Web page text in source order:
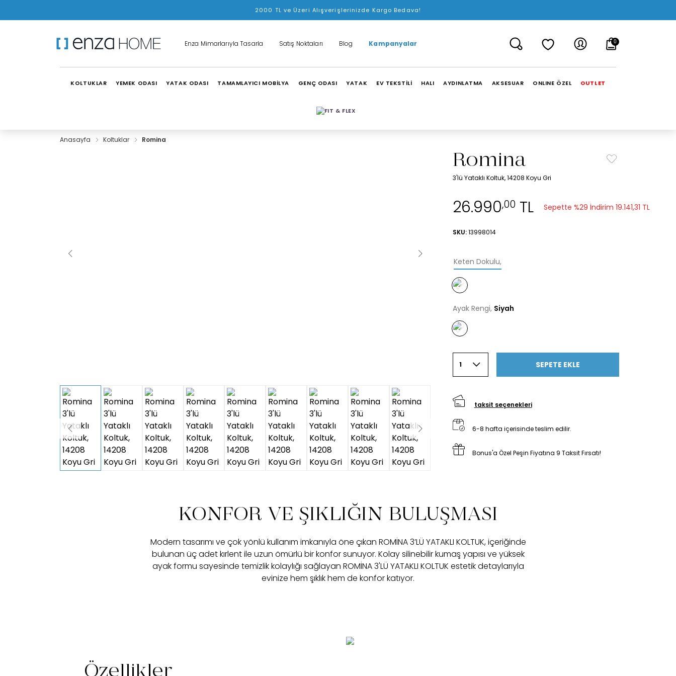
2000 TL ve Üzeri Alışverişlerinizde Kargo Bedava!
Enza Mimarlarıyla Tasarla Satış Noktaları Blog Kampanyalar 0
KOLTUKLAR YEMEK ODASI YATAK ODASI TAMAMLAYICI MOBİLYA GENÇ ODASI YATAK EV TEKSTİLİ HALI AYDINLATMA AKSESUAR ONLINE ÖZEL OUTLET
Anasayfa Koltuklar Romina
Romina
3'lü Yataklı Koltuk, 14208 Koyu Gri
26.990,00TL Sepette %29 İndirim 19.141,31 TL
SKU: 13998014
Keten Dokulu,
Ayak Rengi, Siyah
1 SEPETE EKLE
taksit seçenekleri
6-8 hafta içerisinde teslim edilir.
Bonus'a Özel Peşin Fiyatına 9 Taksit Fırsatı!
KONFOR VE ŞIKLIĞIN BULUŞMASI
Modern tasarımı ve çok yönlü kullanım imkanıyla öne çıkan ROMİNA 3’LÜ YATAKLI KOLTUK, içeriğinde
bulunan üç adet kırlent ile uzun ömürlü bir konfor sunuyor. Kolay silinebilir kumaş yapısı ve yüksek
ayak formu sayesinde temizlik kolaylığı sağlayan ROMİNA 3'LÜ YATAKLI KOLTUK estetik detaylarıyla
evinize hem şıklık hem de konfor katıyor.
Özellikler